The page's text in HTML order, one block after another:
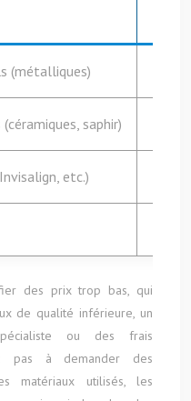
(métalliques)
saphir)
etc.)
des prix trop bas, qui
de qualité inférieure, un
ou des frais
pas à demander des
matériaux utilisés, les